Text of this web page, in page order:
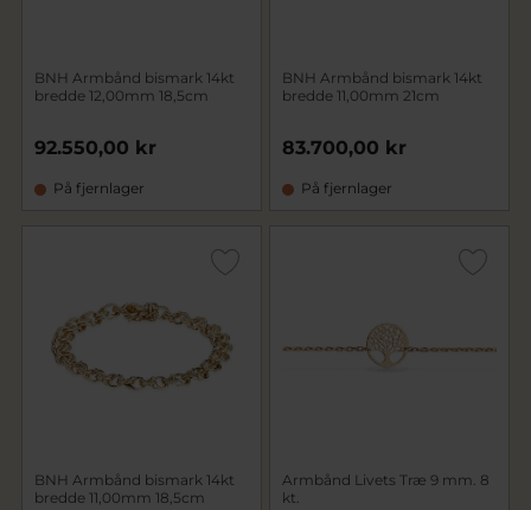
BNH Armbånd bismark 14kt
bredde 12,00mm 18,5cm
92.550,00 kr
På fjernlager
BNH Armbånd bismark 14kt
bredde 11,00mm 21cm
83.700,00 kr
På fjernlager
BNH Armbånd bismark 14kt
bredde 11,00mm 18,5cm
Armbånd Livets Træ 9 mm. 8
kt.